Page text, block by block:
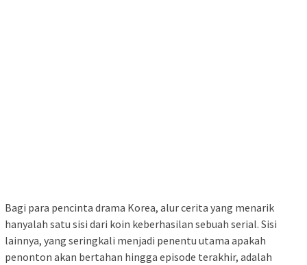
Bagi para pencinta drama Korea, alur cerita yang menarik
hanyalah satu sisi dari koin keberhasilan sebuah serial. Sisi
lainnya, yang seringkali menjadi penentu utama apakah
penonton akan bertahan hingga episode terakhir, adalah